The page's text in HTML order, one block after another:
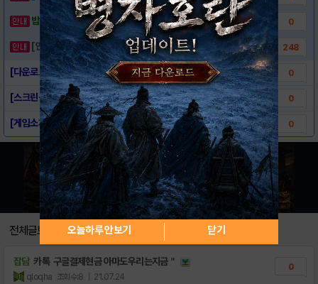
밥알이의 헝앱통신 ⑲ “밥알이, 드디어 멀티를.. 0
[안내] 헝그리앱 필수 상식! 밥알 획득 안내.. 248
[다운로드링크] - 스텔라폭스 0
[스크린샷] - 스텔라폭스 0
[게임소개] - 스텔라폭스 0
전체글보기
잡담 카톡 구글결제현금 아마도우리는지금＂
qloqha 조회수:8 | 21.07.24
0
오늘하루 안보기 닫기